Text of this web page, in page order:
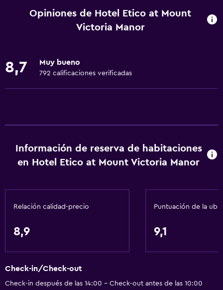
Extinguidor
Artículos de aseo gratis
Gel de ducha
Papeleras
Accesibilidad y adecuación
Unidad ubicada en la planta baja
Ducha adaptada para silla de ruedas
Opiniones de Hotel Etico at Mount
Victoria Manor
8,7 Muy bueno
792 calificaciones verificadas
Información de reserva de habitaciones
en Hotel Etico at Mount Victoria Manor
Relación calidad-precio
8,9
Puntuación de la
9,1
Check-in/Check-out
Check-in después de las 14:00 - Check-out antes de las 10:00